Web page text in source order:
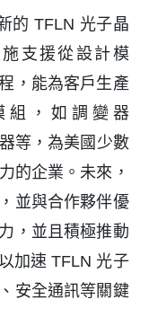
的 TFLN 光子晶
支援從設計模
，能為客戶生產
組，如調變器
等，為美國少數
的企業。未來，
並與合作夥伴優
，並且積極推動
加速 TFLN 光子
安全通訊等關鍵